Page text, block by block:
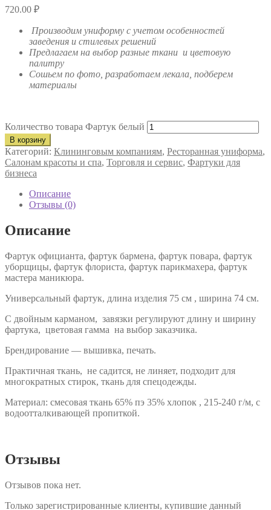
720.00 ₽
Производим униформу с учетом особенностей
заведения и стилевых решений
Предлагаем на выбор разные ткани и цветовую
палитру
Сошьем по фото, разработаем лекала, подберем
материалы
Количество товара Фартук белый
В корзину
Категорий: Клининговым компаниям, Ресторанная униформа,
Салонам красоты и спа, Торговля и сервис, Фартуки для
бизнеса
Описание
Отзывы (0)
Описание
Фартук официанта, фартук бармена, фартук повара, фартук
уборщицы, фартук флориста, фартук парикмахера, фартук
мастера маникюра.
Универсальный фартук, длина изделия 75 см , ширина 74 см.
С двойным карманом, завязки регулируют длину и ширину
фартука, цветовая гамма на выбор заказчика.
Брендирование — вышивка, печать.
Практичная ткань, не садится, не линяет, подходит для
многократных стирок, ткань для спецодежды.
Материал: смесовая ткань 65% пэ 35% хлопок , 215-240 г/м, с
водоотталкивающей пропиткой.
Отзывы
Отзывов пока нет.
Только зарегистрированные клиенты, купившие данный